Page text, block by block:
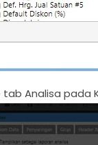
tab Analisa pada